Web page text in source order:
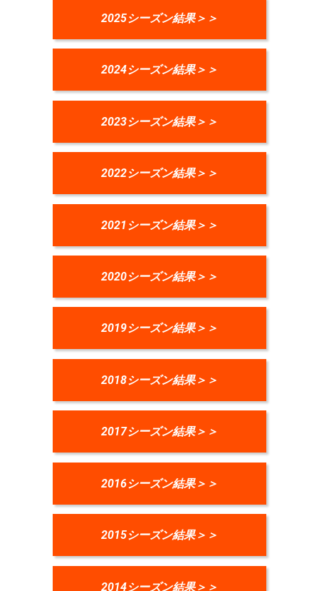
2025シーズン結果＞＞
2024シーズン結果＞＞
2023シーズン結果＞＞
2022シーズン結果＞＞
2021シーズン結果＞＞
2020シーズン結果＞＞
2019シーズン結果＞＞
2018シーズン結果＞＞
2017シーズン結果＞＞
2016シーズン結果＞＞
2015シーズン結果＞＞
2014シーズン結果＞＞